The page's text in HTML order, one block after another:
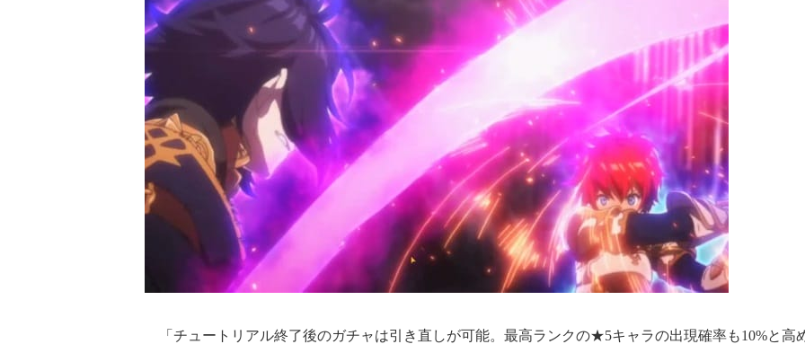
「チュートリアル終了後のガチャは引き直しが可能。最高ランクの★5キャラの出現確率も10%と高